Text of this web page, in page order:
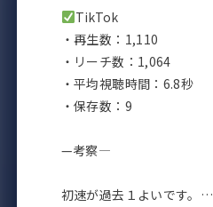
TikTok
・再生数：1,110
・リーチ数：1,064
・平均視聴時間：6.8秒
・保存数：9
—考察—
初速が過去１よいです。…